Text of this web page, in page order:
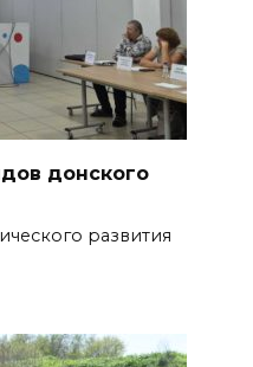
донского
развития